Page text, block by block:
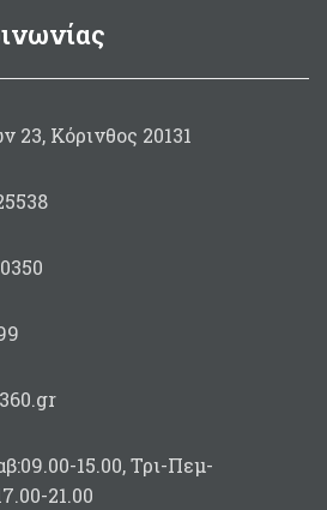
23, Κόρινθος 20131
15.00, Τρι-Πεμ-
21.00